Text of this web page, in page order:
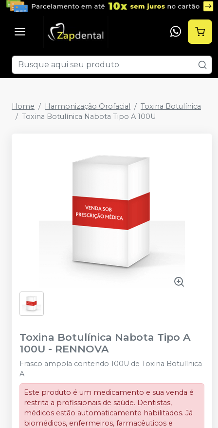
Home Harmonização Orofacial
Toxina Botulínica
Toxina Botulínica Nabota Tipo A 100U
Toxina Botulínica Nabota Tipo A
100U - RENNOVA
Frasco ampola contendo 100U de Toxina Botulínica
A
Este produto é um medicamento e sua venda é
restrita a profissionais de saúde. Dentistas,
médicos estão automaticamente habilitados. Já
biomédicos, enfermeiros, farmacêuticos e